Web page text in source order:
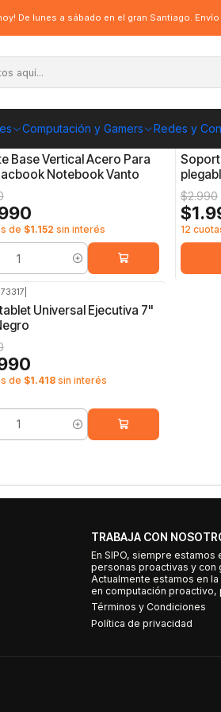
Computación y Gamers Redes y
De lunes a sábado en el gran Santiago.
Base Vertical Acero Para
Notebook Vanto
de $1.152 sin interés
-33%
$2.990
12
Universal Ejecutiva 7"
de $1.418sin interés
TRABAJA CON
En SIPO, siempre estamos
personas proactivas y con
Actualmente estamos en
en computación proactivo,
Términos y Condiciones
Política de privacidad